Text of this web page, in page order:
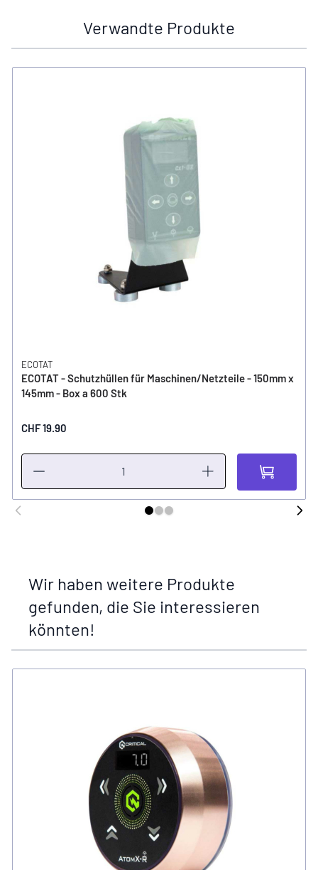
Verwandte Produkte
ECOTAT
ECOTAT - Schutzhüllen für Maschinen/Netzteile - 150mm x
145mm - Box a 600 Stk
CHF 19.90
Wir haben weitere Produkte
gefunden, die Sie interessieren
könnten!